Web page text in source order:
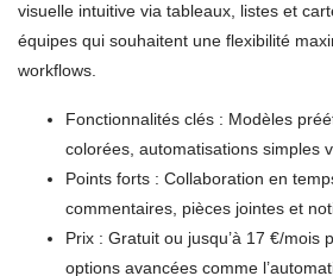
visuelle intuitive via tableaux, listes et
équipes qui souhaitent une flexibilité
workflows.
Fonctionnalités clés : Modèles
colorées, automatisations simples
Points forts : Collaboration en
commentaires, pièces jointes et
Prix : Gratuit ou jusqu’à 17 €/mois
options avancées comme